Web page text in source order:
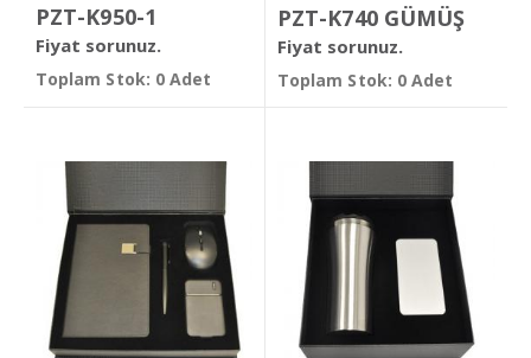
PZT-K950-1
Fiyat sorunuz.
Toplam Stok: 0 Adet
PZT-K740 GÜMÜŞ
Fiyat sorunuz.
Toplam Stok: 0 Adet